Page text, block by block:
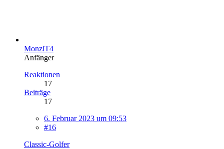
MonziT4
Anfänger
Reaktionen
17
Beiträge
17
6. Februar 2023 um 09:53
#16
Classic-Golfer